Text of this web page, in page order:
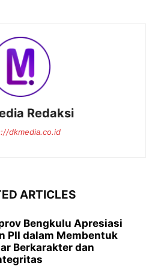
Redaksi
dkmedia.co.id
ARTICLES
Bengkulu Apresiasi
PII dalam Membentuk
Berkarakter dan